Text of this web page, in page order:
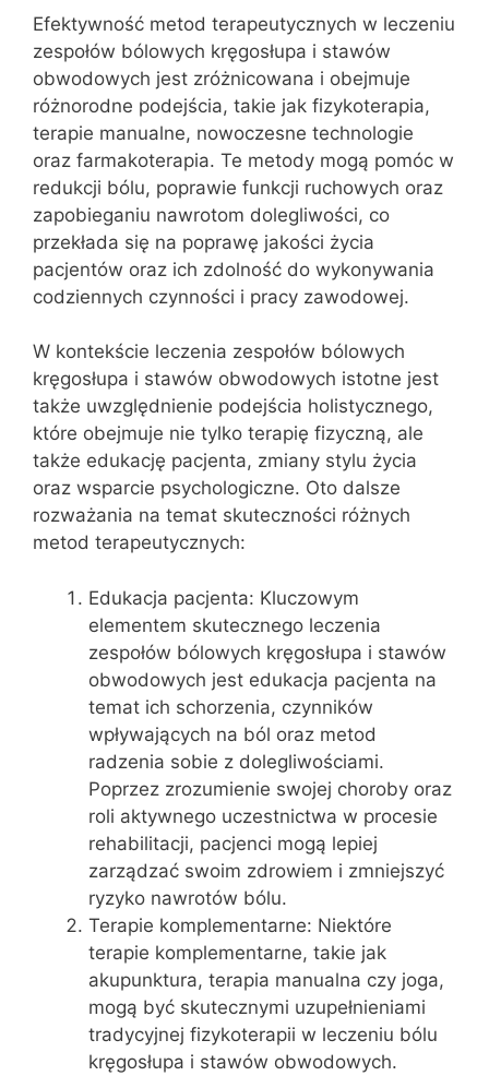
Efektywność metod terapeutycznych w leczeniu
zespołów bólowych kręgosłupa i stawów
obwodowych jest zróżnicowana i obejmuje
różnorodne podejścia, takie jak fizykoterapia,
terapie manualne, nowoczesne technologie
oraz farmakoterapia. Te metody mogą pomóc w
redukcji bólu, poprawie funkcji ruchowych oraz
zapobieganiu nawrotom dolegliwości, co
przekłada się na poprawę jakości życia
pacjentów oraz ich zdolność do wykonywania
codziennych czynności i pracy zawodowej.
W kontekście leczenia zespołów bólowych
kręgosłupa i stawów obwodowych istotne jest
także uwzględnienie podejścia holistycznego,
które obejmuje nie tylko terapię fizyczną, ale
także edukację pacjenta, zmiany stylu życia
oraz wsparcie psychologiczne. Oto dalsze
rozważania na temat skuteczności różnych
metod terapeutycznych:
Edukacja pacjenta: Kluczowym
elementem skutecznego leczenia
zespołów bólowych kręgosłupa i stawów
obwodowych jest edukacja pacjenta na
temat ich schorzenia, czynników
wpływających na ból oraz metod
radzenia sobie z dolegliwościami.
Poprzez zrozumienie swojej choroby oraz
roli aktywnego uczestnictwa w procesie
rehabilitacji, pacjenci mogą lepiej
zarządzać swoim zdrowiem i zmniejszyć
ryzyko nawrotów bólu.
Terapie komplementarne: Niektóre
terapie komplementarne, takie jak
akupunktura, terapia manualna czy joga,
mogą być skutecznymi uzupełnieniami
tradycyjnej fizykoterapii w leczeniu bólu
kręgosłupa i stawów obwodowych.